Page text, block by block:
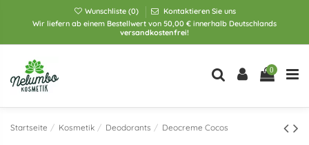
Wir liefern ab einem Bestellwert von 50,00 € innerhalb Deutschlands
versandkostenfrei!
Wunschliste (0) Kontaktieren Sie uns
0
Startseite Kosmetik Deodorants Deocreme Cocos